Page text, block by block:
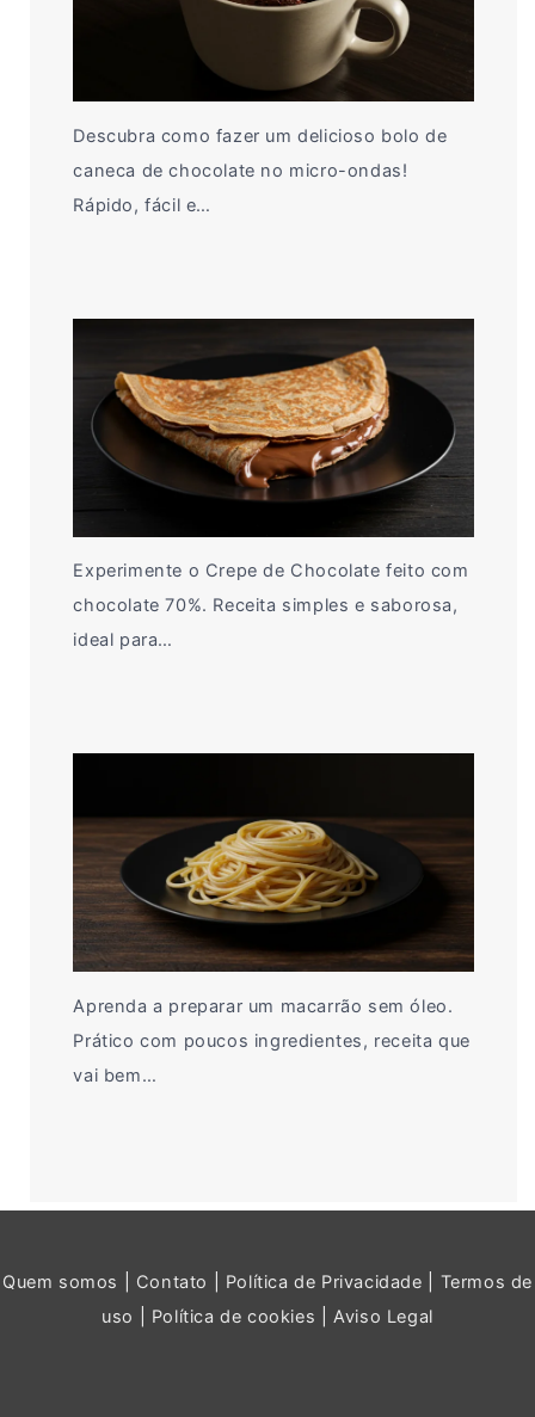
Descubra como fazer um delicioso bolo de
caneca de chocolate no micro-ondas!
Rápido, fácil e…
Experimente o Crepe de Chocolate feito com
chocolate 70%. Receita simples e saborosa,
ideal para…
Aprenda a preparar um macarrão sem óleo.
Prático com poucos ingredientes, receita que
vai bem…
Quem somos Contato Política de Privacidade
Termos de
uso
Política de cookies |Aviso Legal